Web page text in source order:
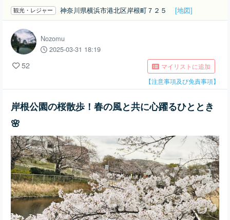
観光・レジャー 神奈川県横浜市港北区岸根町７２５ [地図]
Nozomu
2025-03-31 18:19
52
マイリストに追加
【注意事項及び免責事項】
岸根公園の桜散歩！春の風と共に心躍るひととき
🌸